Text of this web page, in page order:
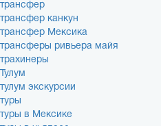
трансфер
трансфер канкун
трансфер Мексика
трансферы ривьера майя
трахинеры
Тулум
тулум экскурсии
туры
туры в Мексике